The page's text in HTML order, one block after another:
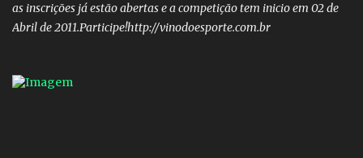
as inscrições já estão abertas e a competição tem inicio em 02 de
Abril de 2011.Participe!http://vinodoesporte.com.br